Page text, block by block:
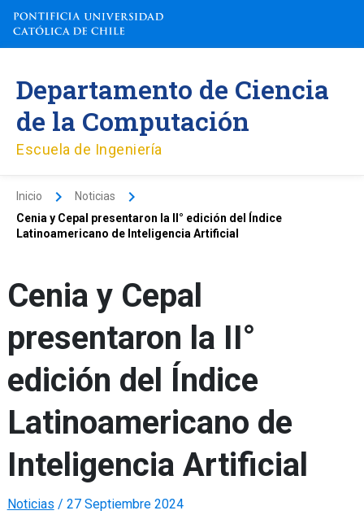
contenido
Departamento de Ciencia
de la Computación
Escuela de Ingeniería
Inicio
Noticias
Cenia y Cepal presentaron la II° edición del Índice
Latinoamericano de Inteligencia Artificial
Cenia y Cepal
presentaron la II°
edición del Índice
Latinoamericano de
Inteligencia Artificial
Noticias / 27 Septiembre 2024